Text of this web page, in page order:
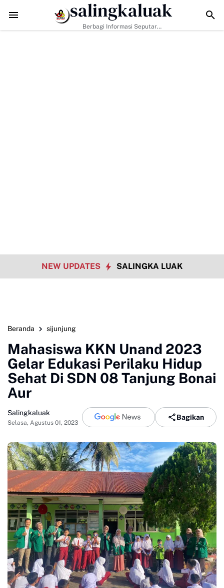
Ke-129 Jadikan Penyuluhan Satpol PP Sarana Membangun
salingkaluak
Berbagi Informasi Seputar
NEW UPDATES SALINGKA LUAK
Beranda sijunjung
Mahasiswa KKN Unand 2023
Gelar Edukasi Perilaku Hidup
Sehat Di SDN 08 Tanjung Bonai
Aur
Salingkaluak
Selasa, Agustus 01, 2023
Bagikan